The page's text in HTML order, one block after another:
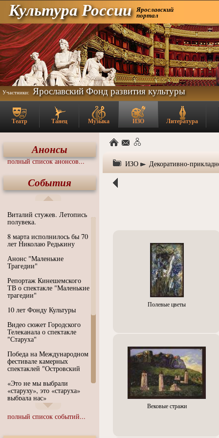
Культура России Ярославский
портал
Участники: Ярославский Фонд развития культуры
Театр Танец Музыка ИЗО Литература
Анонсы
полный список анонсов...
События
Виталий стужев. Летопись
полувека.
8 марта исполнилось бы 70
лет Николаю Редькину
Анонс "Маленькие
Трагедии"
Репортаж Кинешемского
ТВ о спектакле "Маленькие
трагедии"
10 лет Фонду Культуры
Видео сюжет Городского
Телеканала о спектакле
"Старуха"
Победа на Международном
фестивале камерных
спектаклей "Островский
«Это не мы выбрали
«старуху», это «старуха»
выбрала нас»
Иммерсивный спектакль
"Язык чистого полета
полный список событий...
ИЗО Декоративно-
Полевые цветы
Вековые стражи